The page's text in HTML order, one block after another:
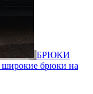
БРЮКИ
широкие брюки на